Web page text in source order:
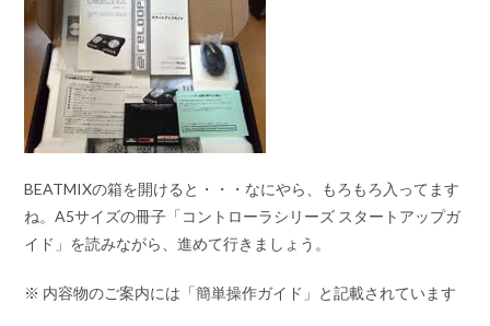
BEATMIXの箱を開けると・・・なにやら、もろもろ入ってます
ね。A5サイズの冊子「コントローラシリーズ スタートアップガ
イド」を読みながら、進めて行きましょう。
※ 内容物のご案内には「簡単操作ガイド」と記載されています